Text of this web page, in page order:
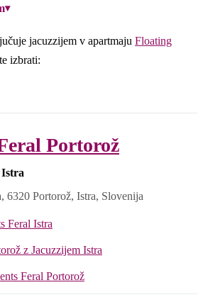
▾
jacuzzijem v apartmaju Floating
izbrati:
Portorož
6320 Portorož, Istra, Slovenija